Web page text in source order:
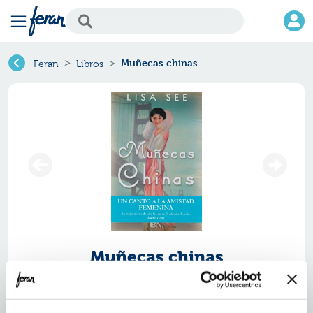
Feran Libros Muñecas chinas
Muñecas chinas
Ref.
ISBN:9788466656191